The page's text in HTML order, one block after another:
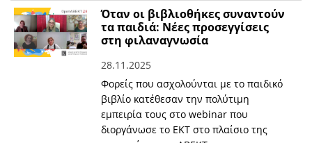
Όταν οι βιβλιοθήκες συναντούν
τα παιδιά: Νέες προσεγγίσεις
στη φιλαναγνωσία
28.11.2025
Φορείς που ασχολούνται με το παιδικό
βιβλίο κατέθεσαν την πολύτιμη
εμπειρία τους στο webinar που
διοργάνωσε το ΕΚΤ στο πλαίσιο της